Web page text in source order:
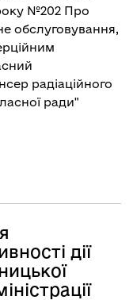
року №202 Про
обслуговування,
радіаційного
ради"
дії